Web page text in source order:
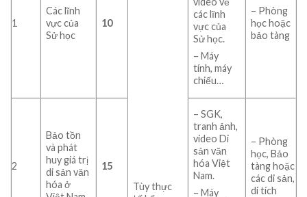
1
Các lĩnh
vực của
Sử học
10
Tùy thực
các lĩnh
vực của
Sử học.
– Máy
tính, máy
chiếu…
– Phòng
học hoặc
bảo tàng
2
Bảo tồn
và phát
huy giá trị
di sản văn
hóa ở
15
– SGK,
tranh ảnh,
video Di
sản văn
hóa Việt
Nam.
– Máy
– Phòng
học, Bảo
tàng hoặc
các di sản,
di tích